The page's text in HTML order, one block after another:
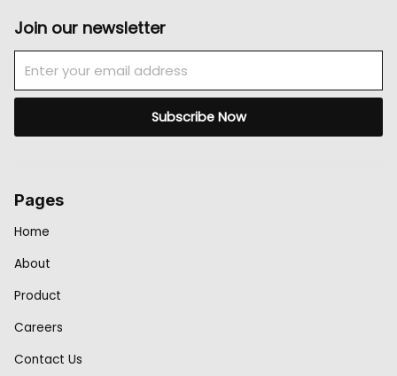
Join our newsletter
Subscribe Now
Pages
Home
About
Product
Careers
Contact Us